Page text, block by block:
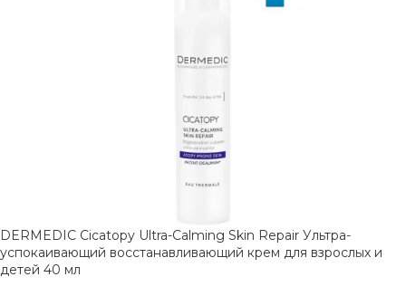
DERMEDIC Cicatopy Ultra-Calming Skin Repair Ультра-
успокаивающий восстанавливающий крем для взрослых и
детей 40 мл